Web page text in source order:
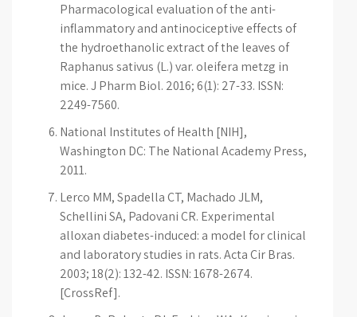
Pharmacological evaluation of the anti-
inflammatory and antinociceptive effects of
the hydroethanolic extract of the leaves of
Raphanus sativus (L.) var. oleifera metzg in
mice. J Pharm Biol. 2016; 6(1): 27-33. ISSN:
2249-7560.
National Institutes of Health [NIH],
Washington DC: The National Academy Press,
2011.
Lerco MM, Spadella CT, Machado JLM,
Schellini SA, Padovani CR. Experimental
alloxan diabetes-induced: a model for clinical
and laboratory studies in rats. Acta Cir Bras.
2003; 18(2): 132-42. ISSN: 1678-2674.
[CrossRef].